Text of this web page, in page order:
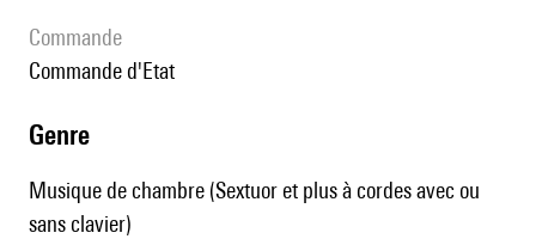
Commande
commande d'Etat
genre
Musique de chambre (Sextuor et plus à cordes avec ou
sans clavier)